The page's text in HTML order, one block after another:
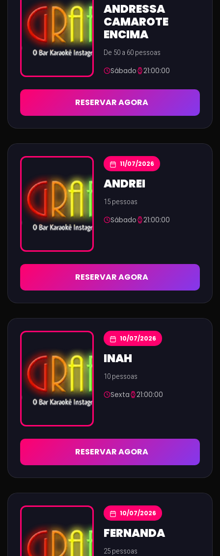
ANDRESSA
CAMAROTE
ENCIMA
De 50 a 60 pessoas
Sábado 21:00:00
RESERVAR AGORA
11/07/2026
ANDREI
15 pessoas
Sábado 21:00:00
RESERVAR AGORA
10/07/2026
INAH
10 pessoas
Sexta 21:00:00
RESERVAR AGORA
10/07/2026
FERNANDA
25 pessoas